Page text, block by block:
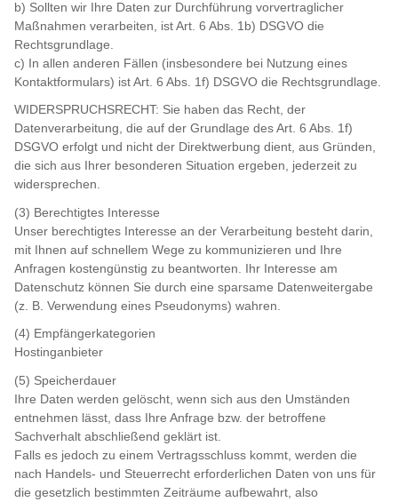
b) Sollten wir Ihre Daten zur Durchführung vorvertraglicher
Maßnahmen verarbeiten, ist Art. 6 Abs. 1b) DSGVO die
Rechtsgrundlage.
c) In allen anderen Fällen (insbesondere bei Nutzung eines
Kontaktformulars) ist Art. 6 Abs. 1f) DSGVO die Rechtsgrundlage.
WIDERSPRUCHSRECHT: Sie haben das Recht, der
Datenverarbeitung, die auf der Grundlage des Art. 6 Abs. 1f)
DSGVO erfolgt und nicht der Direktwerbung dient, aus Gründen,
die sich aus Ihrer besonderen Situation ergeben, jederzeit zu
widersprechen.
(3) Berechtigtes Interesse
Unser berechtigtes Interesse an der Verarbeitung besteht darin,
mit Ihnen auf schnellem Wege zu kommunizieren und Ihre
Anfragen kostengünstig zu beantworten. Ihr Interesse am
Datenschutz können Sie durch eine sparsame Datenweitergabe
(z. B. Verwendung eines Pseudonyms) wahren.
(4) Empfängerkategorien
Hostinganbieter
(5) Speicherdauer
Ihre Daten werden gelöscht, wenn sich aus den Umständen
entnehmen lässt, dass Ihre Anfrage bzw. der betroffene
Sachverhalt abschließend geklärt ist.
Falls es jedoch zu einem Vertragsschluss kommt, werden die
nach Handels- und Steuerrecht erforderlichen Daten von uns für
die gesetzlich bestimmten Zeiträume aufbewahrt, also